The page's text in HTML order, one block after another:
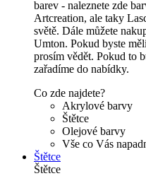
barev - naleznete zde
Artcreation, ale taky
světě. Dále můžete
Umton. Pokud byste
prosím vědět. Pokud to
zařadíme do nabídky.
Co zde najdete?
Akrylové barvy
Štětce
Olejové barvy
Vše co Vás
Štětce
Štětce